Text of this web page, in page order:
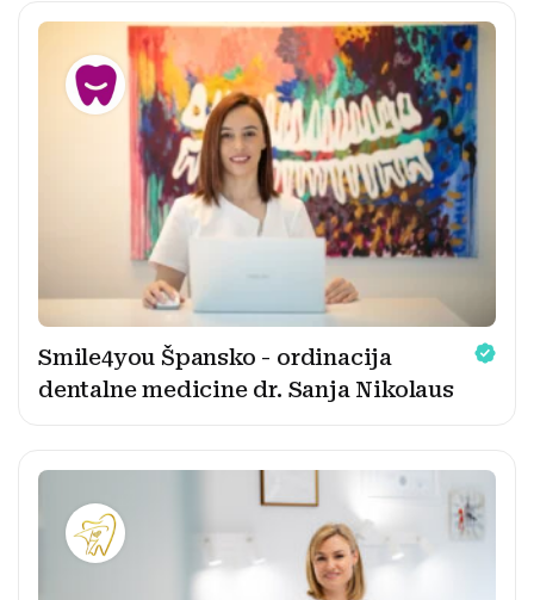
Smile4you Špansko - ordinacija
dentalne medicine dr. Sanja Nikolaus